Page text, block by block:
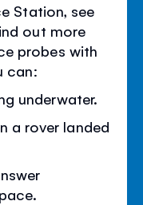
Station, see
out more
probes with
can:
underwater.
a rover landed